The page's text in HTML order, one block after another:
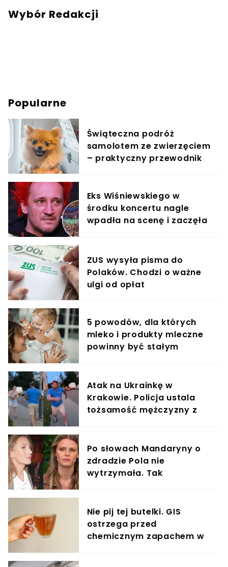
Wybór Redakcji
Popularne
Świąteczna podróż
samolotem ze zwierzęciem
– praktyczny przewodnik
Eks Wiśniewskiego w
środku koncertu nagle
wpadła na scenę i zaczęła
ZUS wysyła pisma do
Polaków. Chodzi o ważne
ulgi od opłat
5 powodów, dla których
mleko i produkty mleczne
powinny być stałym
Atak na Ukrainkę w
Krakowie. Policja ustala
tożsamość mężczyzny z
Po słowach Mandaryny o
zdradzie Pola nie
wytrzymała. Tak
Nie pij tej butelki. GIS
ostrzega przed
chemicznym zapachem w